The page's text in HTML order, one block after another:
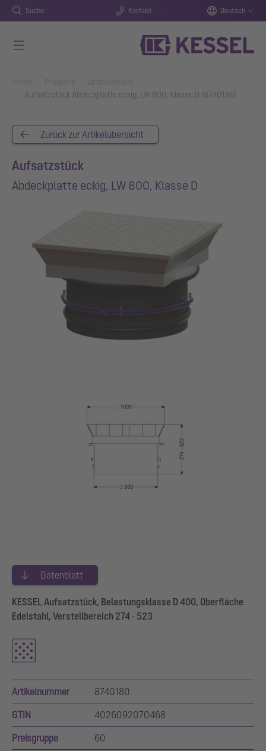
Suche Kontakt Deutsch
Aufsatzstück Abdeckplatte eckig, LW 800, Klasse D (8740180)
Zurück zur Artikelübersicht
Aufsatzstück
Abdeckplatte eckig, LW 800, Klasse D
Datenblatt
KESSEL Aufsatzstück, Belastungsklasse D 400, Oberfläche
Edelstahl, Verstellbereich 274 - 523
Artikelnummer 8740180
GTIN 4026092070468
Preisgruppe 60